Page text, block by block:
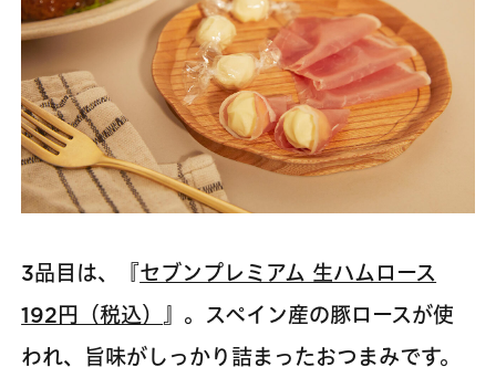
3品目は、『セブンプレミアム 生ハムロース
192円（税込） 』。スペイン産の豚ロースが使
われ、旨味がしっかり詰まったおつまみです。